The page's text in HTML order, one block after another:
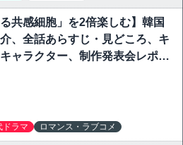
る共感細胞」を2倍楽しむ】韓国
介、全話あらすじ・見どころ、キ
ャラクター、制作発表会レポー
ドラマ ロマンス・ラブコメ